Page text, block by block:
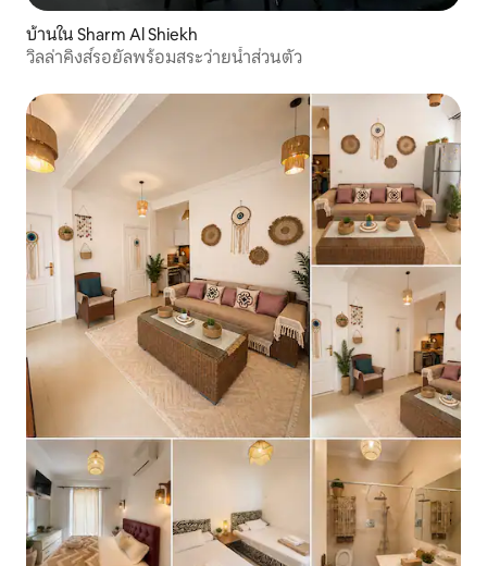
บ้านใน Sharm Al Shiekh
วิลล่าคิงส์รอยัลพร้อมสระว่ายน้ำส่วนตัว